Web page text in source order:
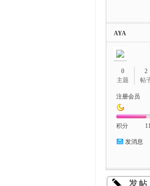
AYA
0
主题
2
帖
注册会员
积分
发消息